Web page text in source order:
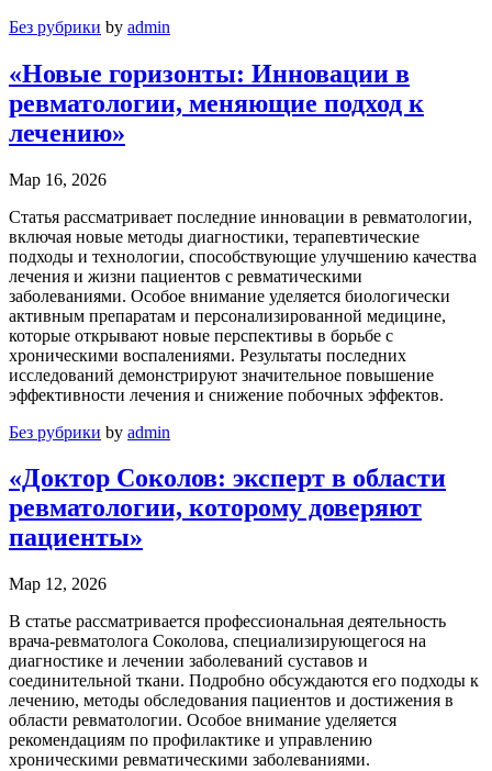
Без рубрики by admin
«Новые горизонты: Инновации в
ревматологии, меняющие подход к
лечению»
Мар 16, 2026
Статья рассматривает последние инновации в ревматологии,
включая новые методы диагностики, терапевтические
подходы и технологии, способствующие улучшению качества
лечения и жизни пациентов с ревматическими
заболеваниями. Особое внимание уделяется биологически
активным препаратам и персонализированной медицине,
которые открывают новые перспективы в борьбе с
хроническими воспалениями. Результаты последних
исследований демонстрируют значительное повышение
эффективности лечения и снижение побочных эффектов.
Без рубрики by admin
«Доктор Соколов: эксперт в области
ревматологии, которому доверяют
пациенты»
Мар 12, 2026
В статье рассматривается профессиональная деятельность
врача-ревматолога Соколова, специализирующегося на
диагностике и лечении заболеваний суставов и
соединительной ткани. Подробно обсуждаются его подходы к
лечению, методы обследования пациентов и достижения в
области ревматологии. Особое внимание уделяется
рекомендациям по профилактике и управлению
хроническими ревматическими заболеваниями.